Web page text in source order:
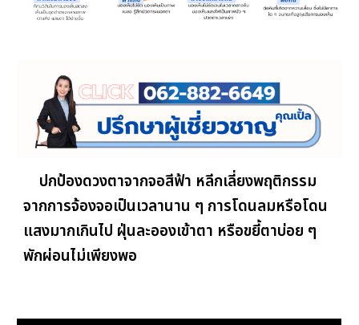
ปกป้องดวงตาจากจอสีฟ้า หลีกเลี่ยงพฤติกรรม
จากการจ้องจอเป็นเวลานาน ๆ การโดนลมหรือโดน
แสงมากเกินไป ฝุ่นละอองเข้าตา หรือขยี้ตาบ่อย ๆ
พักผ่อนไม่เพียงพอ